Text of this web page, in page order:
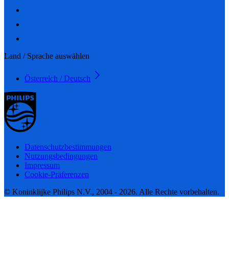
Land / Sprache auswählen
Österreich / Deutsch
Datenschutzbestimmungen
Nutzungsbedingungen
Impressum
Cookie-Präferenzen
© Koninklijke Philips N.V., 2004 - 2026. Alle Rechte vorbehalten.